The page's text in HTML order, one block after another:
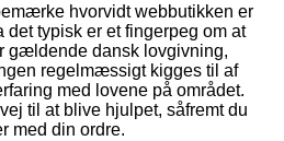
hvorvidt webbutikken er
typisk er et fingerpeg om at
gældende dansk lovgivning,
regelmæssigt kigges til af
med lovene på området.
til at blive hjulpet, såfremt du
med din ordre.